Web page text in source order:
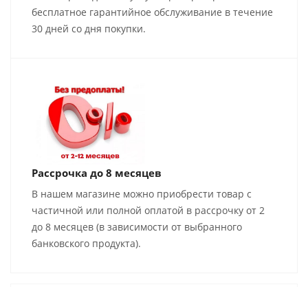
бесплатное гарантийное обслуживание в течение
30 дней со дня покупки.
Рассрочка до 8 месяцев
В нашем магазине можно приобрести товар с
частичной или полной оплатой в рассрочку от 2
до 8 месяцев (в зависимости от выбранного
банковского продукта).